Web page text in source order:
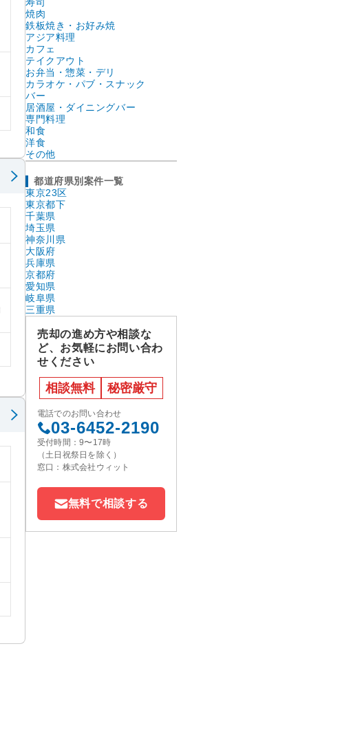
焼肉
鉄板焼き・お好み焼
アジア料理
カフェ
テイクアウト
お弁当・惣菜・デリ
カラオケ・パブ・スナック
バー
居酒屋・ダイニングバー
専門料理
和食
洋食
その他
都道府県別案件一覧
東京23区
東京都下
千葉県
埼玉県
神奈川県
大阪府
兵庫県
京都府
愛知県
岐阜県
三重県
売却の進め方や相談な
ど、お気軽にお問い合わ
せください
相談無料 秘密厳守
電話でのお問い合わせ
03-6452-2190
受付時間：9〜17時
（土日祝祭日を除く）
窓口：株式会社ウィット
無料で相談する